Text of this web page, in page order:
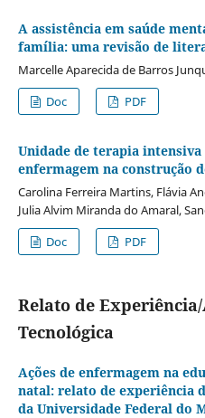
A assistência em saúde
família: uma revisão de
Marcelle Aparecida de Barros
Doc
PDF
Unidade de terapia
enfermagem na construção
Carolina Ferreira Martins, Flávia
Julia Alvim Miranda do Amaral,
Doc
PDF
Relato de
Tecnológica
Ações de enfermagem na
natal: relato de experiência
da Universidade Federal do